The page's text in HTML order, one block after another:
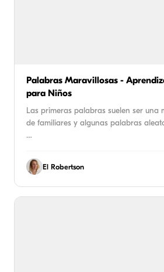
Palabras Maravillosas -
para Niños
Las primeras palabras suelen ser una
de familiares y algunas palabras
…
El Robertson